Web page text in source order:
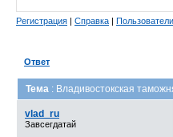
Регистрация | Справка | Пользователи
Ответ
Тема : Владивостокская
vlad_ru
Завсегдатай